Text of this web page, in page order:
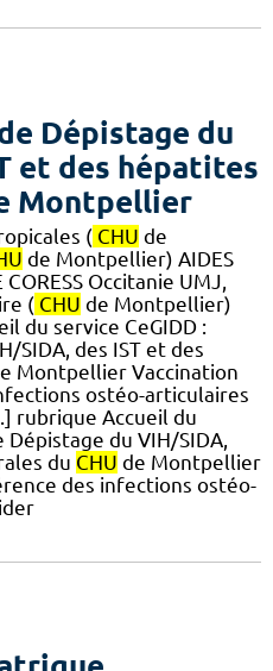
Dépistage du
et des hépatites
Montpellier
( CHU de
de Montpellier) AIDES
CORESS Occitanie UMJ,
( CHU de Montpellier)
du service CeGIDD :
SIDA, des IST et des
Montpellier Vaccination
ostéo-articulaires
rubrique Accueil du
du VIH/SIDA,
du CHU de Montpellier
des infections ostéo-